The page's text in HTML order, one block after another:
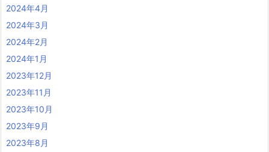
2024年4月
2024年3月
2024年2月
2024年1月
2023年12月
2023年11月
2023年10月
2023年9月
2023年8月